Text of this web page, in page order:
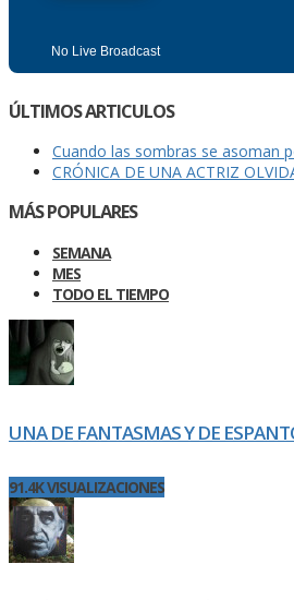
ÚLTIMOS ARTICULOS
Cuando las sombras se asoman
CRÓNICA DE UNA ACTRIZ
MÁS POPULARES
SEMANA
MES
TODO EL TIEMPO
UNA DE FANTASMAS Y DE
91.4K VISUALIZACIONES